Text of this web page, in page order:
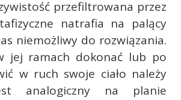
przefiltrowana przez
natrafia na palący
niemożliwy do rozwiązania.
jej ramach dokonać lub po
w ruch swoje ciało należy
analogiczny na planie